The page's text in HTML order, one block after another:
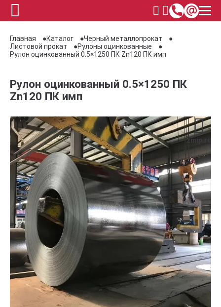
Главная Каталог
Черный металлопрокат
Листовой прокат
Рулоны оцинкованные
Рулон оцинкованный 0.5×1250 ПК Zn120 ПК имп
Рулон оцинкованный 0.5×1250 ПК
Zn120 ПК имп
zmip.ru